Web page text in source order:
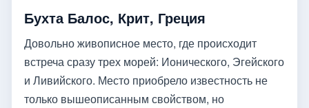
Бухта Балос, Крит, Греция
Довольно живописное место, где происходит
встреча сразу трех морей: Ионического, Эгейского
и Ливийского. Место приобрело известность не
только вышеописанным свойством, но